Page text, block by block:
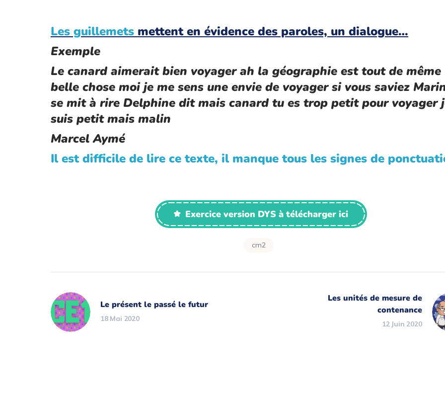
Les guillemets mettent en évidence des paroles, un dialogue…
Exemple
Le canard aimerait bien voyager ah la géographie est tout de même
belle chose moi je me sens une envie de voyager si vous saviez
se mit à rire Delphine dit mais canard tu es trop petit pour voyager
suis petit mais malin
Marcel Aymé
Il est difficile de lire ce texte, il manque tous les signes de
Exercice version DYS à télécharger ici
cm2
Le présent le passé le futur
18 Mai 2020
Les unités de mesure de
contenance
12 Juin 2020